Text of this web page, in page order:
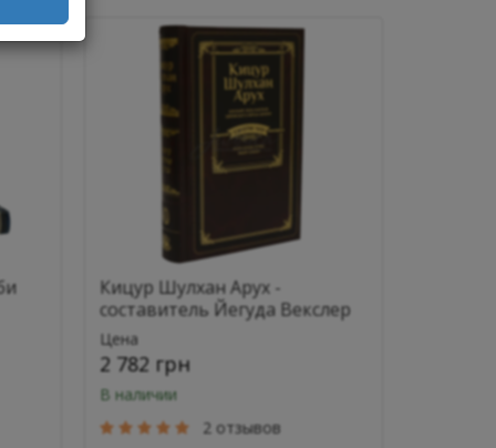
Кицур Шулхан Арух -
составитель Йегуда Векслер
Цена
2 782 грн
В наличии
2 отзывов